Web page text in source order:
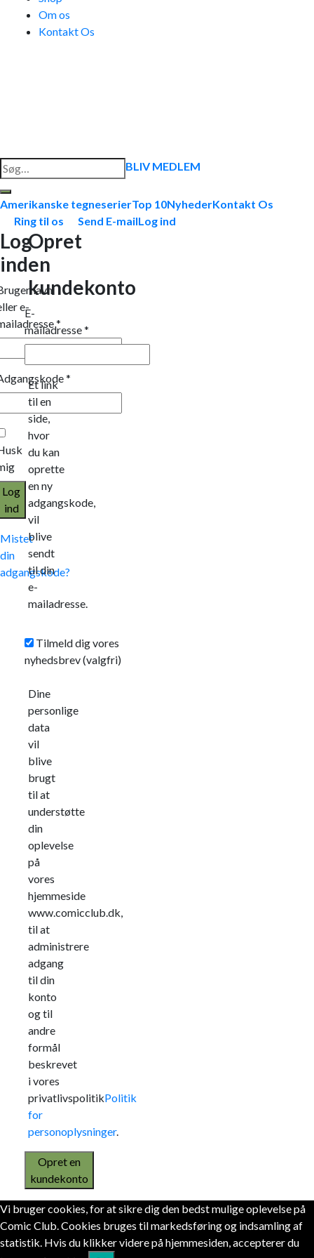
Om os
Kontakt Os
Søg
efter:
BLIV MEDLEM
Amerikanske tegneserierTop 10NyhederKontakt Os
Ring til os
Send E-mailLog ind
Log
ind
e-
*
*
Log
ind
Mistet
din
adgangskode?
Opret
en
kundekonto
E-
mailadresse*
Et link
til en
side,
hvor
du kan
oprette
en ny
adgangskode,
vil
blive
sendt
til din
e-
mailadresse.
Tilmeld dig vores
nyhedsbrev(valgfri)
Dine
personlige
data
vil
blive
brugt
til at
understøtte
din
oplevelse
på
vores
hjemmeside
www.comicclub.dk,
til at
administrere
adgang
til din
konto
og til
andre
formål
beskrevet
i vores
privatlivspolitikPolitik
for
personoplysninger.
Opret en
kundekonto
Vi bruger cookies, for at sikre dig den bedst mulige oplevelse på
Comic Club. Cookies bruges til markedsføring og indsamling af
statistik. Hvis du klikker videre på hjemmesiden, accepterer du